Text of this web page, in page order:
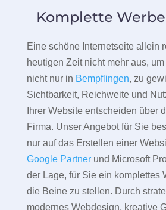
Komplette
Eine schöne Internetseite allein
heutigen Zeit nicht mehr aus,
nicht nur in Bempflingen, zu
Sichtbarkeit, Reichweite und
Ihrer Website entscheiden über
Firma. Unser Angebot für Sie
nur auf das Erstellen einer
Google Partnerund Microsoft
der Lage, für Sie ein komplettes
die Beine zu stellen. Durch
modernes Webdesign, kreative